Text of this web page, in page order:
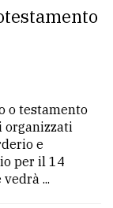
o testamento
organizzati
e
per il 14
...